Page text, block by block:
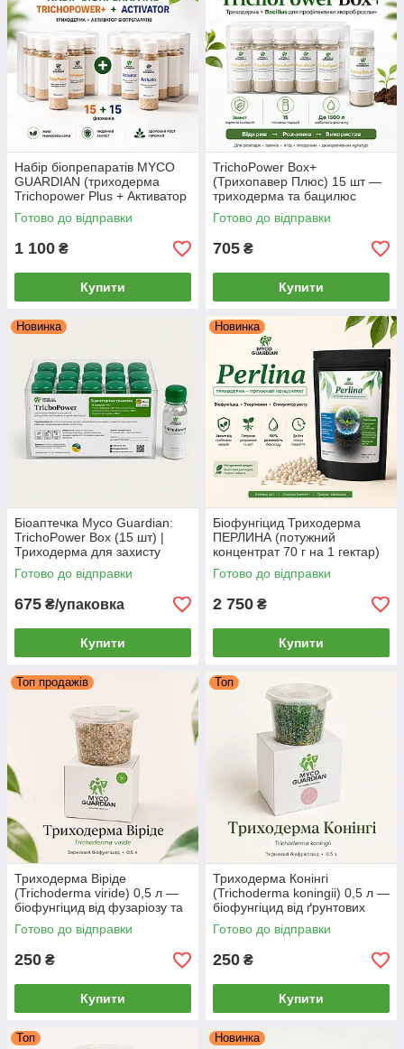
Набір біопрепаратів MYCO
GUARDIAN (триходерма
Trichopower Plus + Активатор
Біопрепаратів), 15 + 15
флаконів
Готово до відправки
1 100 ₴
Купити
TrichoPower Box+
(Трихопавер Плюс) 15 шт —
триходерма та бацилюс
(сінна паличка) від хвороб
рослин Myco Guardian
Готово до відправки
705 ₴
Купити
Новинка
Біоаптечка Myco Guardian:
TrichoPower Box (15 шт) |
Триходерма для захисту
рослин від грибкових хвороб |
1 фл = 1 обробка на 10 л
Готово до відправки
675 ₴/упаковка
Купити
Новинка
Біофунгіцид Триходерма
ПЕРЛИНА (потужний
концентрат 70 г на 1 гектар)
– MYCO GUARDIAN,
укорінювач та стимулятор
Готово до відправки
2 750 ₴
Купити
Топ продажів
Триходерма Віріде
(Trichoderma viride) 0,5 л —
біофунгіцид від фузаріозу та
гнилей, зерновий міцелій
MYCO GUARDIAN
Готово до відправки
250 ₴
Купити
Топ
Триходерма Конінгі
(Trichoderma koningii) 0,5 л —
біофунгіцид від ґрунтових
хвороб, зерновий міцелій
MYCO GUARDIAN
Готово до відправки
250 ₴
Купити
Топ Новинка